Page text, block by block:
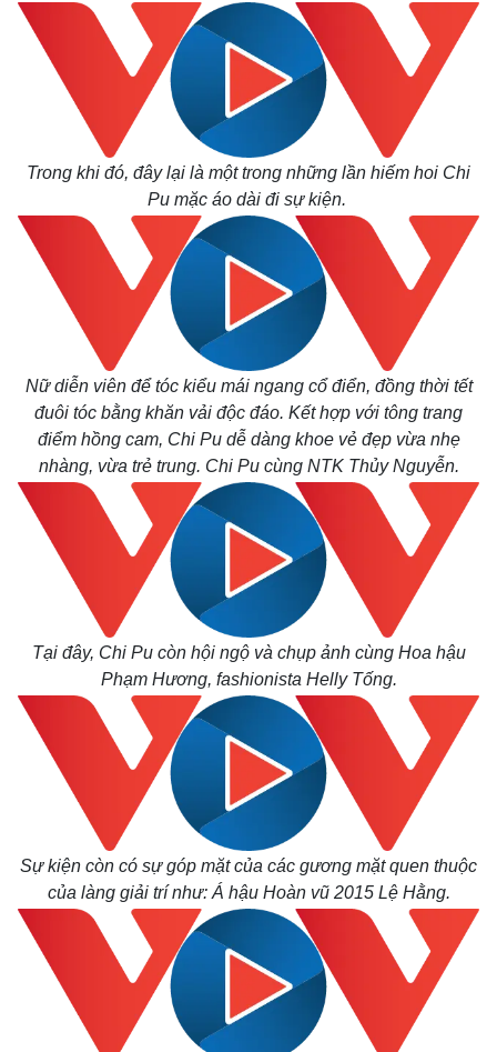
Infographic
Thị trường
Trong khi đó, đây lại là một trong những lần hiếm hoi Chi
Pu mặc áo dài đi sự kiện.
Nữ diễn viên để tóc kiểu mái ngang cổ điển, đồng thời tết
đuôi tóc bằng khăn vải độc đáo. Kết hợp với tông trang
điểm hồng cam, Chi Pu dễ dàng khoe vẻ đẹp vừa nhẹ
nhàng, vừa trẻ trung. Chi Pu cùng NTK Thủy Nguyễn.
Tại đây, Chi Pu còn hội ngộ và chụp ảnh cùng Hoa hậu
Phạm Hương, fashionista Helly Tống.
Sự kiện còn có sự góp mặt của các gương mặt quen thuộc
của làng giải trí như: Á hậu Hoàn vũ 2015 Lệ Hằng.